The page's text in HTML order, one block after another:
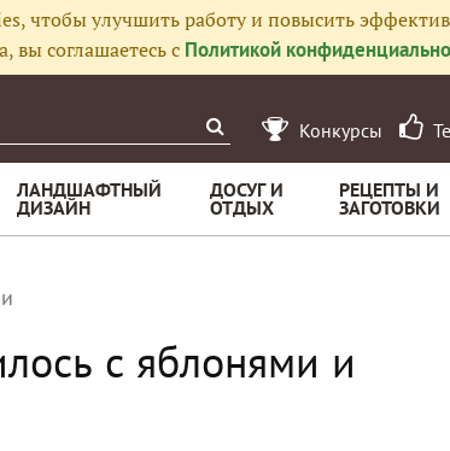
чтобы улучшить работу и повысить
вы соглашаетесь с Политикой
Конкурсы
ЛАНДШАФТНЫЙ
ДИЗАЙН
ДОСУГ И
ОТДЫХ
РЕЦЕПТЫ И
ЗАГОТОВКИ
с яблонями и